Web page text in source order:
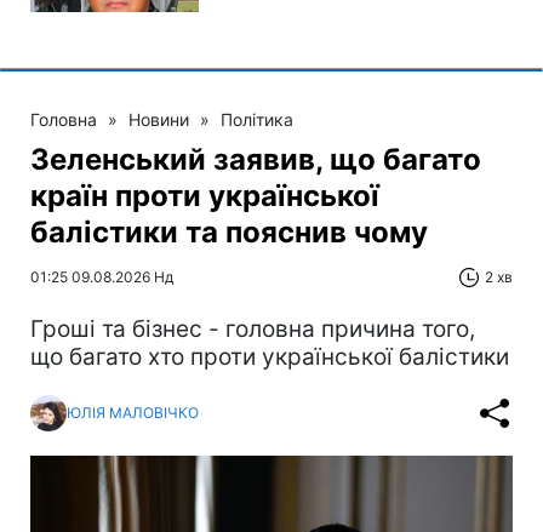
Головна » Новини » Політика
Зеленський заявив, що багато
країн проти української
балістики та пояснив чому
01:25 09.08.2026 Нд 2 хв
Гроші та бізнес - головна причина того,
що багато хто проти української балістики
ЮЛІЯ МАЛОВІЧКО